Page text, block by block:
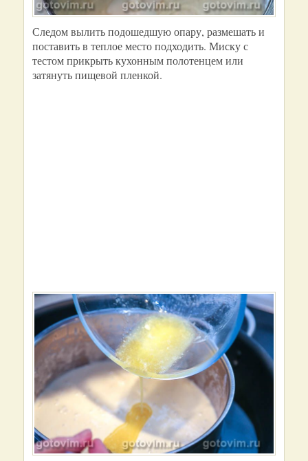
Следом вылить подошедшую опару, размешать и
поставить в теплое место подходить. Миску с
тестом прикрыть кухонным полотенцем или
затянуть пищевой пленкой.